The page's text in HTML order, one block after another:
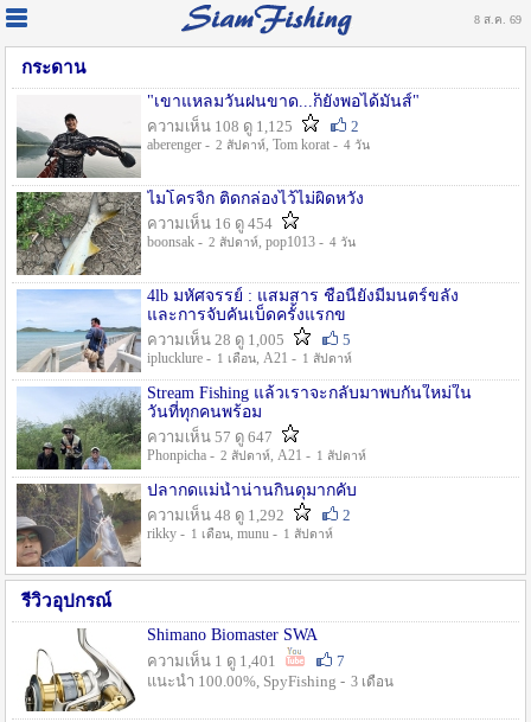
8 ส.ค. 69
กระดาน
"เขาแหลมวันฝนขาด...ก็ยังพอได้มันส์"
ความเห็น 108 ดู 1,125
2
aberenger - 2 สัปดาห์, Tom korat - 4 วัน
ไมโครจิ้ก ติดกล่องไว้ไม่ผิดหวัง
ความเห็น 16 ดู 454
boonsak - 2 สัปดาห์, pop1013 - 4 วัน
4lb มหัศจรรย์ : แสมสาร ชื่อนี้ยังมีมนตร์ขลัง
และการจับคันเบ็ดครั้งแรกข
ความเห็น 28 ดู 1,005
5
iplucklure - 1 เดือน, A21 - 1 สัปดาห์
Stream Fishing แล้วเราจะกลับมาพบกันใหม่ใน
วันที่ทุกคนพร้อม
ความเห็น 57 ดู 647
Phonpicha - 2 สัปดาห์, A21 - 1 สัปดาห์
ปลากดแม่น้ำน่านกินดุมากคับ
ความเห็น 48 ดู 1,292
2
rikky - 1 เดือน, munu - 1 สัปดาห์
รีวิวอุปกรณ์
Shimano Biomaster SWA
ความเห็น 1 ดู 1,401
7
แนะนำ 100.00%, SpyFishing - 3 เดือน